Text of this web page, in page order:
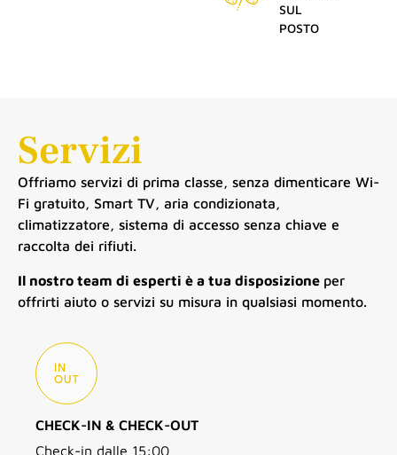
SUL
POSTO
Servizi
Offriamo servizi di prima classe, senza dimenticare Wi-
Fi gratuito, Smart TV, aria condizionata,
climatizzatore, sistema di accesso senza chiave e
raccolta dei rifiuti.
Il nostro team di esperti è a tua disposizione per
offrirti aiuto o servizi su misura in qualsiasi momento.
CHECK-IN & CHECK-OUT
Check-in dalle 15:00